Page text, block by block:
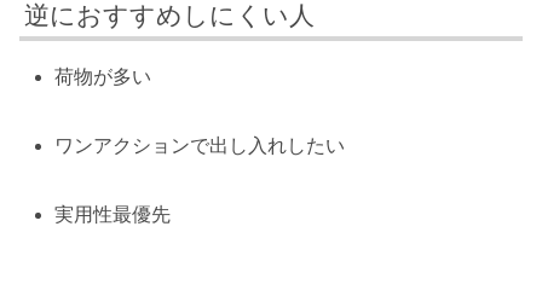
逆におすすめしにくい人
荷物が多い
ワンアクションで出し入れしたい
実用性最優先